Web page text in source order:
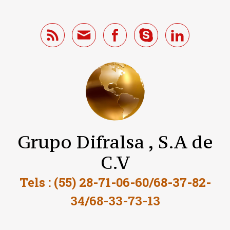
Grupo Difralsa , S.A de
C.V
Tels : (55) 28-71-06-60/68-37-82-
34/68-33-73-13